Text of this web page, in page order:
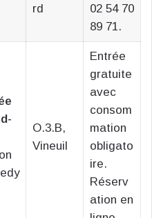
rd
02 54 70
89 71.
O.3.B,
Vineuil
Entrée
gratuite
avec
consom
mation
obligato
ire.
Réserv
ation en